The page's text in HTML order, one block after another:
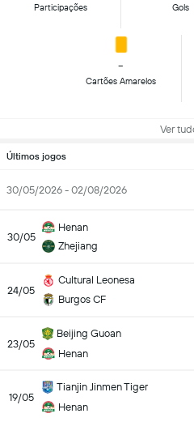
Participações Gols
-
Cartões Amarelos
Ver
Últimos jogos
30/05/2026 - 02/08/2026
30/05
Henan
Zhejiang
24/05
Cultural Leonesa
Burgos CF
23/05
Beijing Guoan
Henan
19/05
Tianjin Jinmen Tiger
Henan